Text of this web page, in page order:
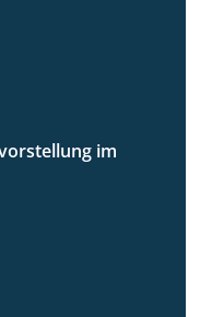
im